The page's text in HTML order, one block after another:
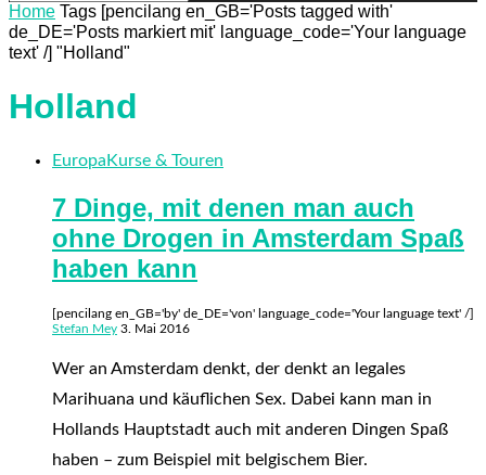
Home Tags [pencilang en_GB='Posts tagged with'
de_DE='Posts markiert mit' language_code='Your language
text' /] "Holland"
Holland
Europa Kurse & Touren
7 Dinge, mit denen man auch
ohne Drogen in Amsterdam Spaß
haben kann
[pencilang en_GB='by' de_DE='von' language_code='Your language text' /]
Stefan Mey 3. Mai 2016
Wer an Amsterdam denkt, der denkt an legales
Marihuana und käuflichen Sex. Dabei kann man in
Hollands Hauptstadt auch mit anderen Dingen Spaß
haben – zum Beispiel mit belgischem Bier.